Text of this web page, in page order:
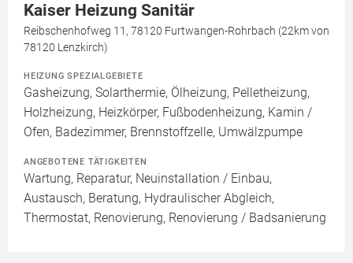
Kaiser Heizung Sanitär
Reibschenhofweg 11, 78120 Furtwangen-Rohrbach (22km von
78120 Lenzkirch)
HEIZUNG SPEZIALGEBIETE
Gasheizung, Solarthermie, Ölheizung, Pelletheizung,
Holzheizung, Heizkörper, Fußbodenheizung, Kamin /
Ofen, Badezimmer, Brennstoffzelle, Umwälzpumpe
ANGEBOTENE TÄTIGKEITEN
Wartung, Reparatur, Neuinstallation / Einbau,
Austausch, Beratung, Hydraulischer Abgleich,
Thermostat, Renovierung, Renovierung / Badsanierung